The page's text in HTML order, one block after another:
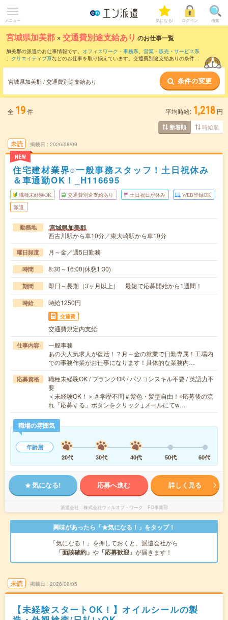
メニュー 気になる! ログイン 検索
宮城県加美郡 ×交通費別途支給あり のお仕事一覧
加美郡の派遣のお仕事情報です。 オフィスワーク・事務系、 営業・販売・サービス系
、 クリエイティブ系などのお仕事を取り揃えています。交通費別途支給ありの条件の
宮城県加美郡 / 交通費別途支給あり 条件の変更
全 19件 平均時給: 1,218 円
新着順 時給順
未読
NEW
掲載日 2026/08/09
住宅建材業界○一般事務スタッフ！土日祝休み
＆車通勤OK！_H116695
職種未経験OK 交通費別途支給あり 土日祝日が休み WEB登録OK
派遣
勤務地 宮城県加美郡
西古川駅から車10分／東大崎駅から車10分
曜日頻度 月～金／週5日勤務
時間 8:30～16:00(休憩1:30)
期間 即日～長期（3ヶ月以上） 最短で応募開始から1週間！
時給 時給1250円
交通費
交通費規定内支給
仕事内容
一般事務
あの大人気求人が復活！？月～金の就業で日勤専属！工場内
での事務作業がお仕事になります！具体的な業務内…
応募資格
職種未経験OK / ブランクOK / パソコンスキル不要 / 英語力不
要
＜未経験OK！＞＃学歴不問＃髪色・髪型自由！○応募後の流
れ「応募する」ボタンをクリック↓メールにてw…
職場の雰囲気
年齢層
20代
30代 40代 50代 60代
気になる! 応募へ進む 詳しく見る
派遣会社 株式会社ウィルオブ・ワーク FO事業部
興味があったら「★気になる！」をタップ！
「気になる！」を押しておくと、派遣会社から
「面談確約」 や 「応募歓迎」 が届きます！
未読 掲載日 2026/08/05
【未経験スタートOK！】オイルシールの製